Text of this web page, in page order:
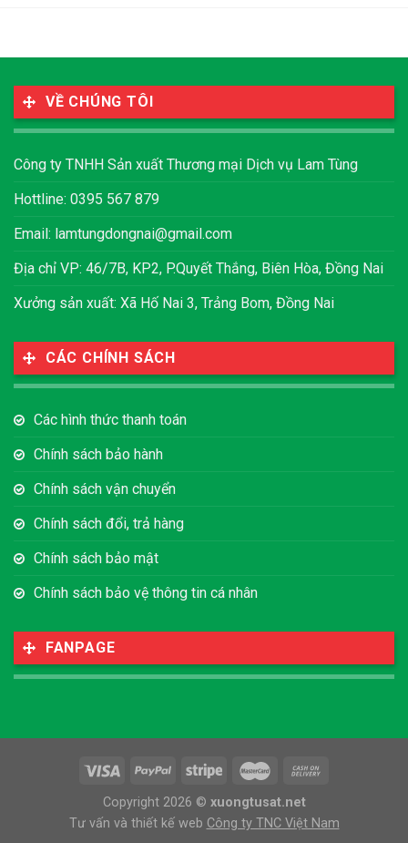
VỀ CHÚNG TÔI
Công ty TNHH Sản xuất Thương mại Dịch vụ Lam Tùng
Hottline: 0395 567 879
Email: lamtungdongnai@gmail.com
Địa chỉ VP: 46/7B, KP2, P.Quyết Thắng, Biên Hòa, Đồng Nai
Xưởng sản xuất: Xã Hố Nai 3, Trảng Bom, Đồng Nai
CÁC CHÍNH SÁCH
Các hình thức thanh toán
Chính sách bảo hành
Chính sách vận chuyển
Chính sách đổi, trả hàng
Chính sách bảo mật
Chính sách bảo vệ thông tin cá nhân
FANPAGE
Copyright 2026 © xuongtusat.net
Tư vấn và thiết kế web Công ty TNC Việt Nam